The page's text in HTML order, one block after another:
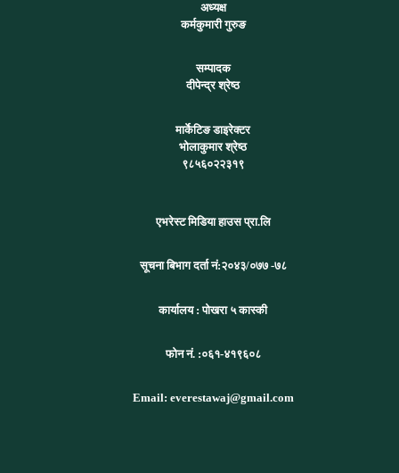
अध्यक्ष
कर्मकुमारी गुरुङ
सम्पादक
दीपेन्द्र श्रेष्ठ
मार्केटिङ डाइरेक्टर
भोलाकुमार श्रेष्ठ
९८५६०२२३१९
एभरेस्ट मिडिया हाउस प्रा.लि
सूचना बिभाग दर्ता नं:२०४३/०७७ -७८
कार्यालय :पोखरा ५ कास्की
फोन नं. :०६१-४१९६०८
Email: everestawaj@gmail.com